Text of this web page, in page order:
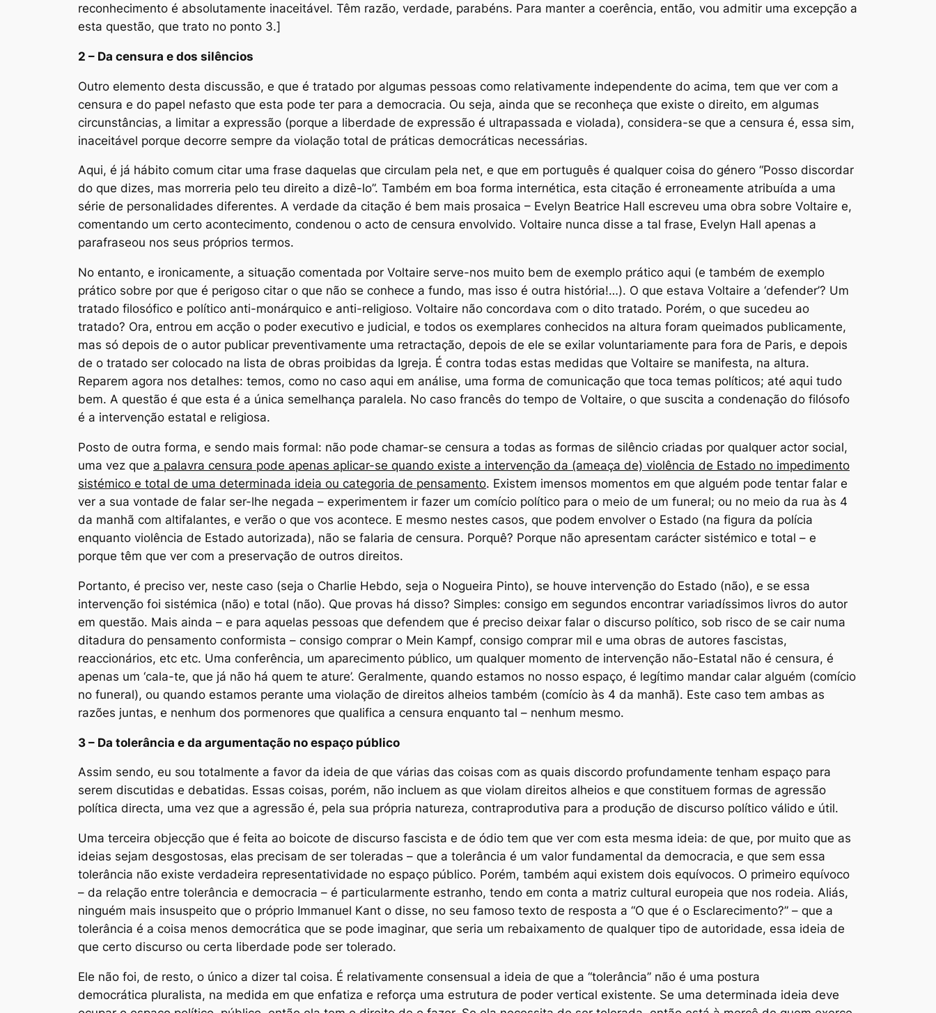
reconhecimento é absolutamente inaceitável. Têm razão, verdade, parabéns. Para manter a coerência, então, vou admitir uma excepção a
esta questão, que trato no ponto 3.]
2 – Da censura e dos silêncios
Outro elemento desta discussão, e que é tratado por algumas pessoas como relativamente independente do acima, tem que ver com a
censura e do papel nefasto que esta pode ter para a democracia. Ou seja, ainda que se reconheça que existe o direito, em algumas
circunstâncias, a limitar a expressão (porque a liberdade de expressão é ultrapassada e violada), considera-se que a censura é, essa sim,
inaceitável porque decorre sempre da violação total de práticas democráticas necessárias.
Aqui, é já hábito comum citar uma frase daquelas que circulam pela net, e que em português é qualquer coisa do género “Posso discordar
do que dizes, mas morreria pelo teu direito a dizê-lo”. Também em boa forma internética, esta citação é erroneamente atribuída a uma
série de personalidades diferentes. A verdade da citação é bem mais prosaica – Evelyn Beatrice Hall escreveu uma obra sobre Voltaire e,
comentando um certo acontecimento, condenou o acto de censura envolvido. Voltaire nunca disse a tal frase, Evelyn Hall apenas a
parafraseou nos seus próprios termos.
No entanto, e ironicamente, a situação comentada por Voltaire serve-nos muito bem de exemplo prático aqui (e também de exemplo
prático sobre por que é perigoso citar o que não se conhece a fundo, mas isso é outra história!…). O que estava Voltaire a ‘defender’? Um
tratado filosófico e político anti-monárquico e anti-religioso. Voltaire não concordava com o dito tratado. Porém, o que sucedeu ao
tratado? Ora, entrou em acção o poder executivo e judicial, e todos os exemplares conhecidos na altura foram queimados publicamente,
mas só depois de o autor publicar preventivamente uma retractação, depois de ele se exilar voluntariamente para fora de Paris, e depois
de o tratado ser colocado na lista de obras proibidas da Igreja. É contra todas estas medidas que Voltaire se manifesta, na altura.
Reparem agora nos detalhes: temos, como no caso aqui em análise, uma forma de comunicação que toca temas políticos; até aqui tudo
bem. A questão é que esta é a única semelhança paralela. No caso francês do tempo de Voltaire, o que suscita a condenação do filósofo
é a intervenção estatal e religiosa.
Posto de outra forma, e sendo mais formal: não pode chamar-se censura a todas as formas de silêncio criadas por qualquer actor social,
uma vez que a palavra censura pode apenas aplicar-se quando existe a intervenção da (ameaça de) violência de Estado no impedimento
sistémico e total de uma determinada ideia ou categoria de pensamento. Existem imensos momentos em que alguém pode tentar falar e
ver a sua vontade de falar ser-lhe negada – experimentem ir fazer um comício político para o meio de um funeral; ou no meio da rua às 4
da manhã com altifalantes, e verão o que vos acontece. E mesmo nestes casos, que podem envolver o Estado (na figura da polícia
enquanto violência de Estado autorizada), não se falaria de censura. Porquê? Porque não apresentam carácter sistémico e total – e
porque têm que ver com a preservação de outros direitos.
Portanto, é preciso ver, neste caso (seja o Charlie Hebdo, seja o Nogueira Pinto), se houve intervenção do Estado (não), e se essa
intervenção foi sistémica (não) e total (não). Que provas há disso? Simples: consigo em segundos encontrar variadíssimos livros do autor
em questão. Mais ainda – e para aquelas pessoas que defendem que é preciso deixar falar o discurso político, sob risco de se cair numa
ditadura do pensamento conformista – consigo comprar o Mein Kampf, consigo comprar mil e uma obras de autores fascistas,
reaccionários, etc etc. Uma conferência, um aparecimento público, um qualquer momento de intervenção não-Estatal não é censura, é
apenas um ‘cala-te, que já não há quem te ature’. Geralmente, quando estamos no nosso espaço, é legítimo mandar calar alguém (comício
no funeral), ou quando estamos perante uma violação de direitos alheios também (comício às 4 da manhã). Este caso tem ambas as
razões juntas, e nenhum dos pormenores que qualifica a censura enquanto tal – nenhum mesmo.
3 – Da tolerância e da argumentação no espaço público
Assim sendo, eu sou totalmente a favor da ideia de que várias das coisas com as quais discordo profundamente tenham espaço para
serem discutidas e debatidas. Essas coisas, porém, não incluem as que violam direitos alheios e que constituem formas de agressão
política directa, uma vez que a agressão é, pela sua própria natureza, contraprodutiva para a produção de discurso político válido e útil.
Uma terceira objecção que é feita ao boicote de discurso fascista e de ódio tem que ver com esta mesma ideia: de que, por muito que as
ideias sejam desgostosas, elas precisam de ser toleradas – que a tolerância é um valor fundamental da democracia, e que sem essa
tolerância não existe verdadeira representatividade no espaço público. Porém, também aqui existem dois equívocos. O primeiro equívoco
– da relação entre tolerância e democracia – é particularmente estranho, tendo em conta a matriz cultural europeia que nos rodeia. Aliás,
ninguém mais insuspeito que o próprio Immanuel Kant o disse, no seu famoso texto de resposta a “O que é o Esclarecimento?” – que a
tolerância é a coisa menos democrática que se pode imaginar, que seria um rebaixamento de qualquer tipo de autoridade, essa ideia de
que certo discurso ou certa liberdade pode ser tolerado.
Ele não foi, de resto, o único a dizer tal coisa. É relativamente consensual a ideia de que a “tolerância” não é uma postura
democrática pluralista, na medida em que enfatiza e reforça uma estrutura de poder vertical existente. Se uma determinada ideia deve